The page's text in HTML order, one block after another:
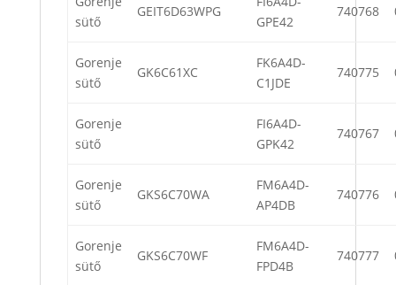
sütő
GEIT6D63WPG
GPE42
740768
Gorenje
sütő
GK6C61XC
FK6A4D-
C1JDE
740775
Gorenje
sütő
FI6A4D-
GPK42
740767
Gorenje
sütő
GKS6C70WA
FM6A4D-
AP4DB
740776
Gorenje
sütő
GKS6C70WF
FM6A4D-
FPD4B
740777